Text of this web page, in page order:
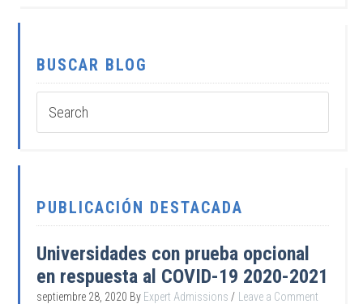
BUSCAR BLOG
PUBLICACIÓN DESTACADA
Universidades con prueba opcional
en respuesta al COVID-19 2020-2021
septiembre 28, 2020 By Expert Admissions Leave a Comment